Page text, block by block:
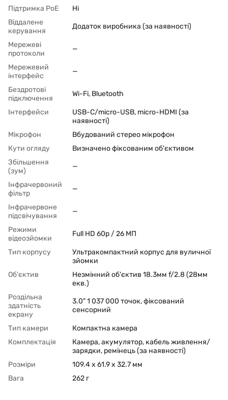
Підтримка PoЕ
Ні
Віддалене
керування
Додаток виробника (за наявності)
Мережеві
протоколи
—
Мережевий
інтерфейс
—
Бездротові
підключення
Wi-Fi, Bluetooth
Інтерфейси
USB-C/micro-USB, micro-HDMI (за
наявності)
Мікрофон
Вбудований стерео мікрофон
Кути огляду
Визначено фіксованим об'єктивом
Збільшення
(зум)
—
Інфрачервоний
фільтр
—
Інфрачервоне
підсвічування
—
Режими
відеозйомки
Full HD 60p / 26 МП
Тип корпусу
Ультракомпактний корпус для вуличної
зйомки
Об'єктив
Незмінний об'єктив 18.3мм f/2.8 (28мм
екв.)
Роздільна
здатність
екрану
3.0" 1 037 000 точок, фіксований
сенсорний
Тип камери
Компактна камера
Комплектація
Камера, акумулятор, кабель живлення/
зарядки, ремінець (за наявності)
Розміри
109.4 x 61.9 x 32.7 мм
Вага
262 г